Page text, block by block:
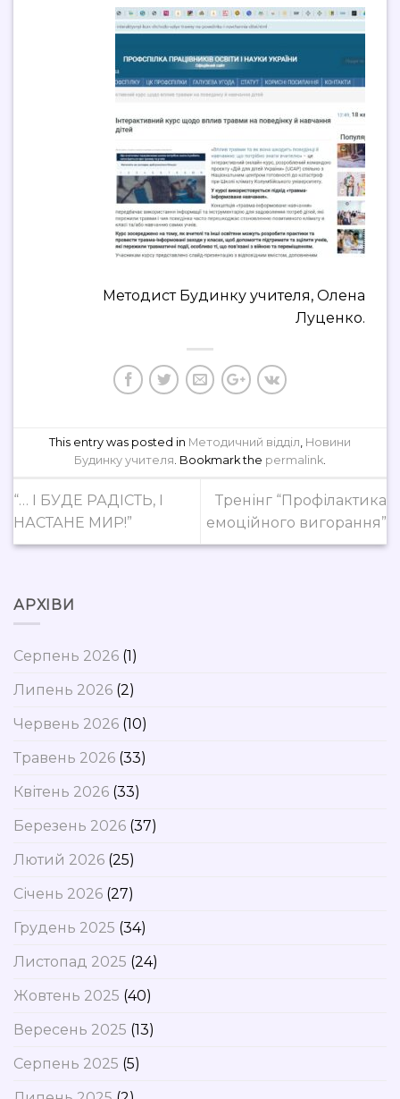
Методист Будинку учителя, Олена
Луценко.
This entry was posted in Методичний відділ, Новини
Будинку учителя. Bookmark the permalink.
“… І БУДЕ РАДІСТЬ, І
НАСТАНЕ МИР!”
Тренінг “Профілактика
емоційного вигорання”
АРХІВИ
Серпень 2026 (1)
Липень 2026 (2)
Червень 2026 (10)
Травень 2026 (33)
Квітень 2026 (33)
Березень 2026 (37)
Лютий 2026 (25)
Січень 2026 (27)
Грудень 2025 (34)
Листопад 2025 (24)
Жовтень 2025 (40)
Вересень 2025 (13)
Серпень 2025 (5)